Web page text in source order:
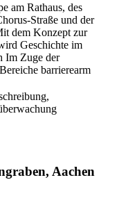
am Rathaus, des
Straße und der
dem Konzept zur
Geschichte im
Im Zuge der
barrierearm
Aachen